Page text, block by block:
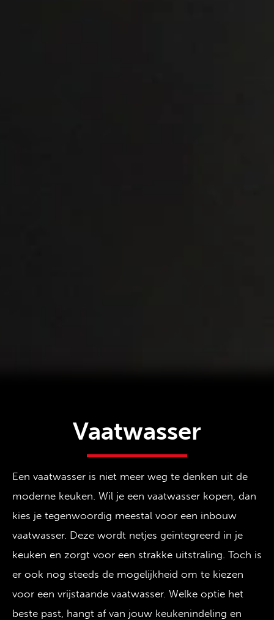
Vaatwasser
Een vaatwasser is niet meer weg te denken uit de
moderne keuken. Wil je een vaatwasser kopen, dan
kies je tegenwoordig meestal voor een inbouw
vaatwasser. Deze wordt netjes geïntegreerd in je
keuken en zorgt voor een strakke uitstraling. Toch is
er ook nog steeds de mogelijkheid om te kiezen
voor een vrijstaande vaatwasser. Welke optie het
beste past, hangt af van jouw keukenindeling en